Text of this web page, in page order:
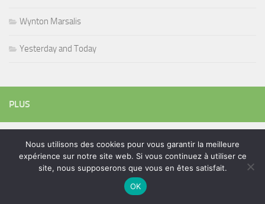
Wynton Marsalis
Yesterday and Today
PLUS
Rechercher :
Nous utilisons des cookies pour vous garantir la meilleure
expérience sur notre site web. Si vous continuez à utiliser ce
site, nous supposerons que vous en êtes satisfait.
OK